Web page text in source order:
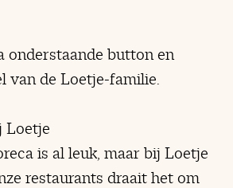
onderstaande button en
van de Loetje-familie.
Loetje
is al leuk, maar bij Loetje
restaurants draait het om